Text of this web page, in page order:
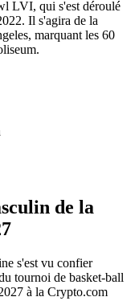
LVI, qui s'est déroulé
Il s'agira de la
marquant les 60
de la
s'est vu confier
tournoi de basket-ball
à la Crypto.com